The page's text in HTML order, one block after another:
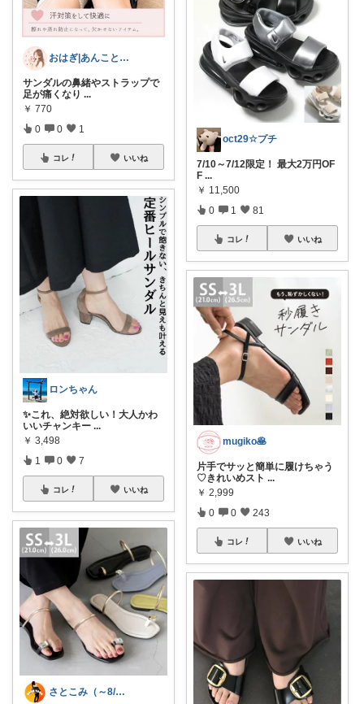
おはぎ|あんこと旅＊暮らし
サンダルの鼻緒やストラップで
足が痛くなり ...
￥ 770
0 0 1
コレ いいね
ロンちゃん
✨これ、絶対欲しい！大人かわ
いいチャンキー ...
￥ 3,498
1 0 7
コレ いいね
さとこみ（～8/4 感謝🙏）
oct29☆プチ
7/10～7/12限定！ 最大2万円OF
F ...
￥ 11,500
0 1 81
コレ いいね
mugiko🥞
片手でサッと簡単に履けちゃう
♡きれいめスト ...
￥ 2,999
0 0 243
コレ いいね